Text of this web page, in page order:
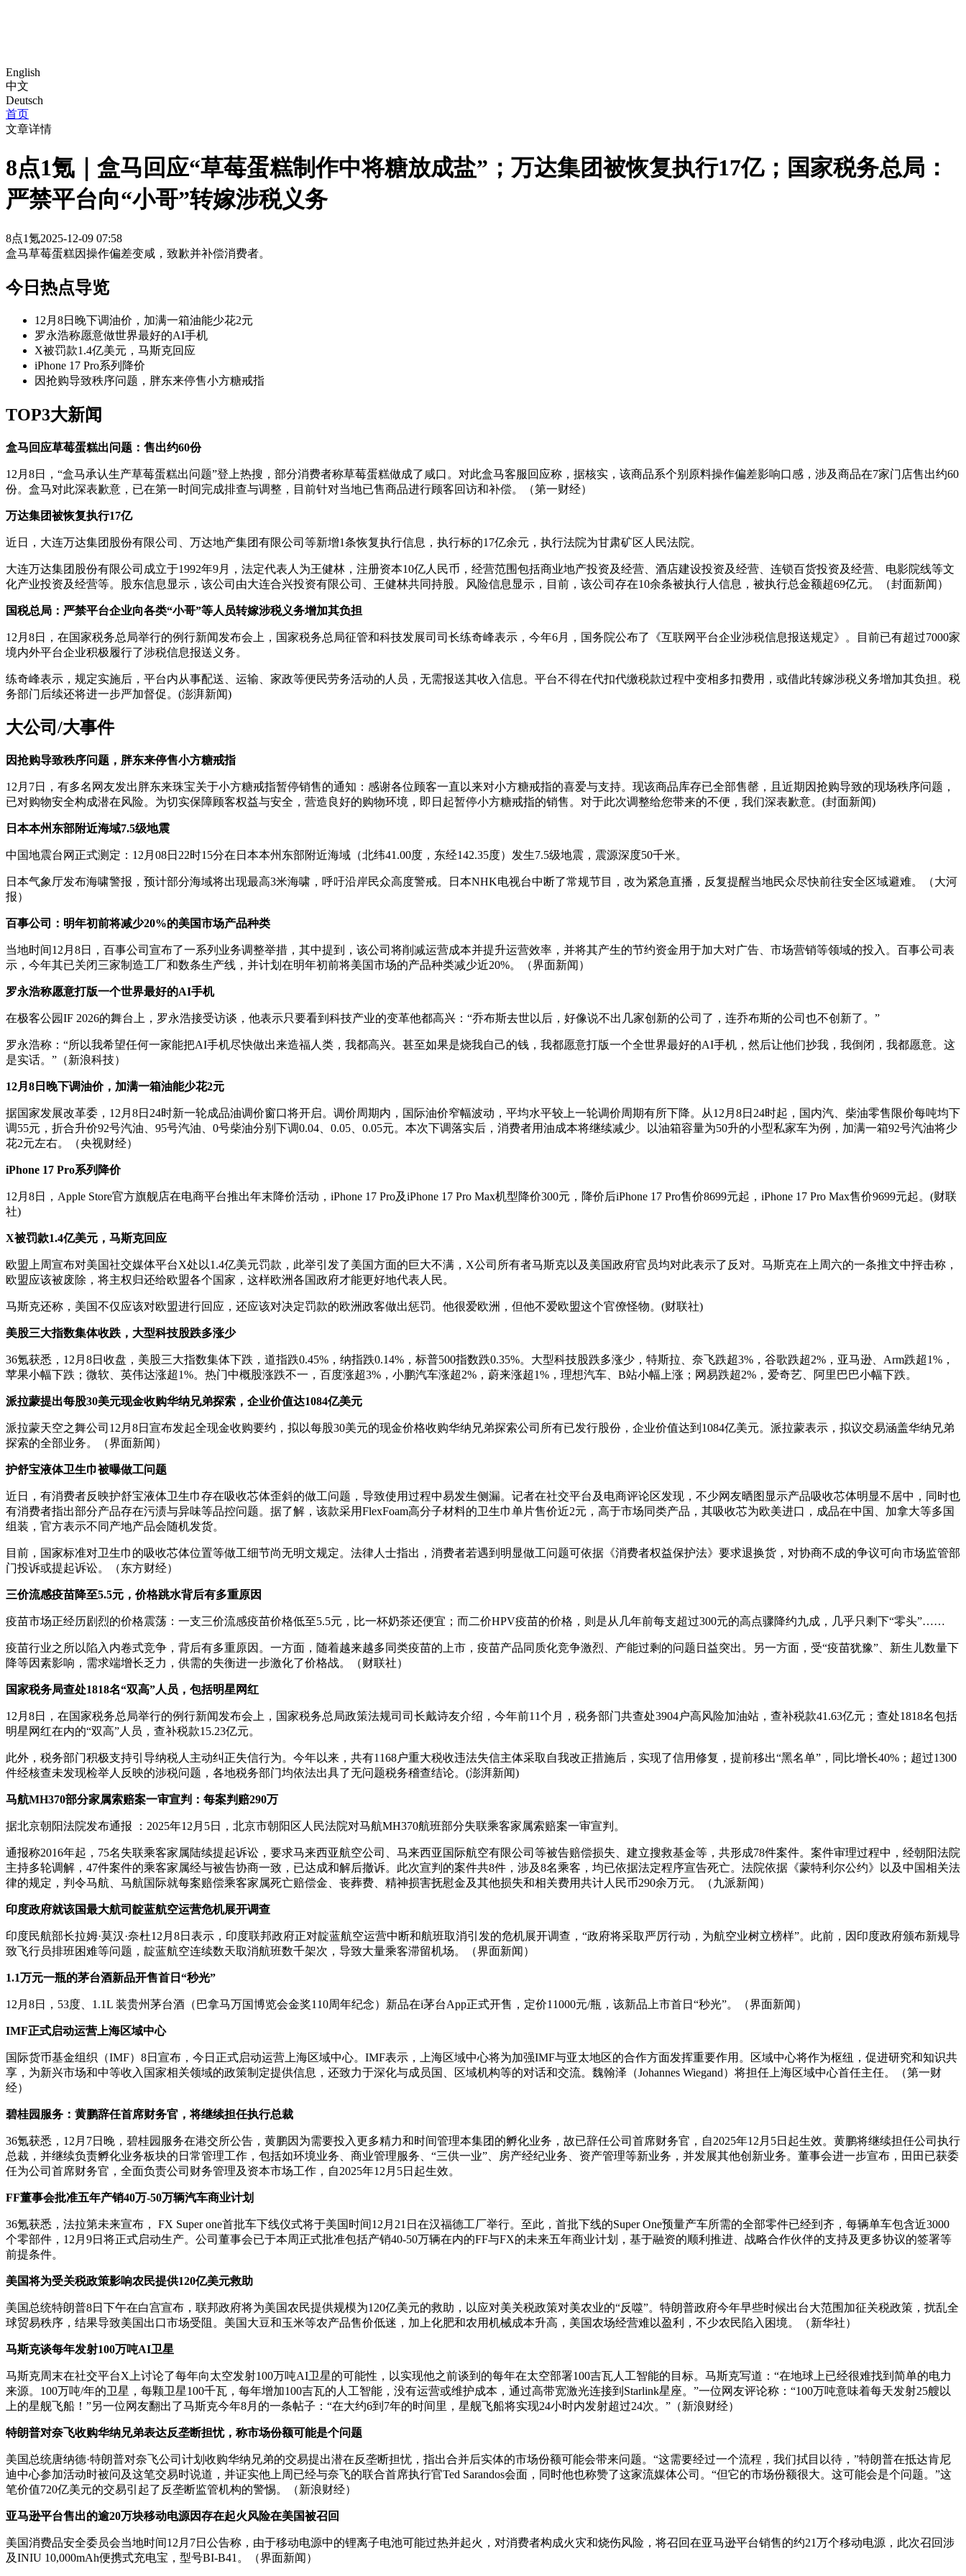
English
中文
Deutsch
首页
文章详情
8点1氪｜盒马回应“草莓蛋糕制作中将糖放成盐”；万达集团被恢复执行17亿；国家税务总局：
严禁平台向“小哥”转嫁涉税义务
8点1氪2025-12-09 07:58
盒马草莓蛋糕因操作偏差变咸，致歉并补偿消费者。
今日热点导览
12月8日晚下调油价，加满一箱油能少花2元
罗永浩称愿意做世界最好的AI手机
X被罚款1.4亿美元，马斯克回应
iPhone 17 Pro系列降价
因抢购导致秩序问题，胖东来停售小方糖戒指
TOP3大新闻
盒马回应草莓蛋糕出问题：售出约60份
12月8日，“盒马承认生产草莓蛋糕出问题”登上热搜，部分消费者称草莓蛋糕做成了咸口。对此盒马客服回应称，据核实，该商品系个别原料操作偏差影响口感，涉及商品在7家门店售出约60
份。盒马对此深表歉意，已在第一时间完成排查与调整，目前针对当地已售商品进行顾客回访和补偿。（第一财经）
万达集团被恢复执行17亿
近日，大连万达集团股份有限公司、万达地产集团有限公司等新增1条恢复执行信息，执行标的17亿余元，执行法院为甘肃矿区人民法院。
大连万达集团股份有限公司成立于1992年9月，法定代表人为王健林，注册资本10亿人民币，经营范围包括商业地产投资及经营、酒店建设投资及经营、连锁百货投资及经营、电影院线等文
化产业投资及经营等。股东信息显示，该公司由大连合兴投资有限公司、王健林共同持股。风险信息显示，目前，该公司存在10余条被执行人信息，被执行总金额超69亿元。（封面新闻）
国税总局：严禁平台企业向各类“小哥”等人员转嫁涉税义务增加其负担
12月8日，在国家税务总局举行的例行新闻发布会上，国家税务总局征管和科技发展司司长练奇峰表示，今年6月，国务院公布了《互联网平台企业涉税信息报送规定》。目前已有超过7000家
境内外平台企业积极履行了涉税信息报送义务。
练奇峰表示，规定实施后，平台内从事配送、运输、家政等便民劳务活动的人员，无需报送其收入信息。平台不得在代扣代缴税款过程中变相多扣费用，或借此转嫁涉税义务增加其负担。税
务部门后续还将进一步严加督促。(澎湃新闻)
大公司/大事件
因抢购导致秩序问题，胖东来停售小方糖戒指
12月7日，有多名网友发出胖东来珠宝关于小方糖戒指暂停销售的通知：感谢各位顾客一直以来对小方糖戒指的喜爱与支持。现该商品库存已全部售罄，且近期因抢购导致的现场秩序问题，
已对购物安全构成潜在风险。为切实保障顾客权益与安全，营造良好的购物环境，即日起暂停小方糖戒指的销售。对于此次调整给您带来的不便，我们深表歉意。(封面新闻)
日本本州东部附近海域7.5级地震
中国地震台网正式测定：12月08日22时15分在日本本州东部附近海域（北纬41.00度，东经142.35度）发生7.5级地震，震源深度50千米。
日本气象厅发布海啸警报，预计部分海域将出现最高3米海啸，呼吁沿岸民众高度警戒。日本NHK电视台中断了常规节目，改为紧急直播，反复提醒当地民众尽快前往安全区域避难。（大河
报）
百事公司：明年初前将减少20%的美国市场产品种类
当地时间12月8日，百事公司宣布了一系列业务调整举措，其中提到，该公司将削减运营成本并提升运营效率，并将其产生的节约资金用于加大对广告、市场营销等领域的投入。百事公司表
示，今年其已关闭三家制造工厂和数条生产线，并计划在明年初前将美国市场的产品种类减少近20%。（界面新闻）
罗永浩称愿意打版一个世界最好的AI手机
在极客公园IF 2026的舞台上，罗永浩接受访谈，他表示只要看到科技产业的变革他都高兴：“乔布斯去世以后，好像说不出几家创新的公司了，连乔布斯的公司也不创新了。”
罗永浩称：“所以我希望任何一家能把AI手机尽快做出来造福人类，我都高兴。甚至如果是烧我自己的钱，我都愿意打版一个全世界最好的AI手机，然后让他们抄我，我倒闭，我都愿意。这
是实话。”（新浪科技）
12月8日晚下调油价，加满一箱油能少花2元
据国家发展改革委，12月8日24时新一轮成品油调价窗口将开启。调价周期内，国际油价窄幅波动，平均水平较上一轮调价周期有所下降。从12月8日24时起，国内汽、柴油零售限价每吨均下
调55元，折合升价92号汽油、95号汽油、0号柴油分别下调0.04、0.05、0.05元。本次下调落实后，消费者用油成本将继续减少。以油箱容量为50升的小型私家车为例，加满一箱92号汽油将少
花2元左右。（央视财经）
iPhone 17 Pro系列降价
12月8日，Apple Store官方旗舰店在电商平台推出年末降价活动，iPhone 17 Pro及iPhone 17 Pro Max机型降价300元，降价后iPhone 17 Pro售价8699元起，iPhone 17 Pro Max售价9699元起。(财联
社)
X被罚款1.4亿美元，马斯克回应
欧盟上周宣布对美国社交媒体平台X处以1.4亿美元罚款，此举引发了美国方面的巨大不满，X公司所有者马斯克以及美国政府官员均对此表示了反对。马斯克在上周六的一条推文中抨击称，
欧盟应该被废除，将主权归还给欧盟各个国家，这样欧洲各国政府才能更好地代表人民。
马斯克还称，美国不仅应该对欧盟进行回应，还应该对决定罚款的欧洲政客做出惩罚。他很爱欧洲，但他不爱欧盟这个官僚怪物。(财联社)
美股三大指数集体收跌，大型科技股跌多涨少
36氪获悉，12月8日收盘，美股三大指数集体下跌，道指跌0.45%，纳指跌0.14%，标普500指数跌0.35%。大型科技股跌多涨少，特斯拉、奈飞跌超3%，谷歌跌超2%，亚马逊、Arm跌超1%，
苹果小幅下跌；微软、英伟达涨超1%。热门中概股涨跌不一，百度涨超3%，小鹏汽车涨超2%，蔚来涨超1%，理想汽车、B站小幅上涨；网易跌超2%，爱奇艺、阿里巴巴小幅下跌。
派拉蒙提出每股30美元现金收购华纳兄弟探索，企业价值达1084亿美元
派拉蒙天空之舞公司12月8日宣布发起全现金收购要约，拟以每股30美元的现金价格收购华纳兄弟探索公司所有已发行股份，企业价值达到1084亿美元。派拉蒙表示，拟议交易涵盖华纳兄弟
探索的全部业务。（界面新闻）
护舒宝液体卫生巾被曝做工问题
近日，有消费者反映护舒宝液体卫生巾存在吸收芯体歪斜的做工问题，导致使用过程中易发生侧漏。记者在社交平台及电商评论区发现，不少网友晒图显示产品吸收芯体明显不居中，同时也
有消费者指出部分产品存在污渍与异味等品控问题。据了解，该款采用FlexFoam高分子材料的卫生巾单片售价近2元，高于市场同类产品，其吸收芯为欧美进口，成品在中国、加拿大等多国
组装，官方表示不同产地产品会随机发货。
目前，国家标准对卫生巾的吸收芯体位置等做工细节尚无明文规定。法律人士指出，消费者若遇到明显做工问题可依据《消费者权益保护法》要求退换货，对协商不成的争议可向市场监管部
门投诉或提起诉讼。（东方财经）
三价流感疫苗降至5.5元，价格跳水背后有多重原因
疫苗市场正经历剧烈的价格震荡：一支三价流感疫苗价格低至5.5元，比一杯奶茶还便宜；而二价HPV疫苗的价格，则是从几年前每支超过300元的高点骤降约九成，几乎只剩下“零头”……
疫苗行业之所以陷入内卷式竞争，背后有多重原因。一方面，随着越来越多同类疫苗的上市，疫苗产品同质化竞争激烈、产能过剩的问题日益突出。另一方面，受“疫苗犹豫”、新生儿数量下
降等因素影响，需求端增长乏力，供需的失衡进一步激化了价格战。（财联社）
国家税务局查处1818名“双高”人员，包括明星网红
12月8日，在国家税务总局举行的例行新闻发布会上，国家税务总局政策法规司司长戴诗友介绍，今年前11个月，税务部门共查处3904户高风险加油站，查补税款41.63亿元；查处1818名包括
明星网红在内的“双高”人员，查补税款15.23亿元。
此外，税务部门积极支持引导纳税人主动纠正失信行为。今年以来，共有1168户重大税收违法失信主体采取自我改正措施后，实现了信用修复，提前移出“黑名单”，同比增长40%；超过1300
件经核查未发现检举人反映的涉税问题，各地税务部门均依法出具了无问题税务稽查结论。(澎湃新闻)
马航MH370部分家属索赔案一审宣判：每案判赔290万
据北京朝阳法院发布通报 ：2025年12月5日，北京市朝阳区人民法院对马航MH370航班部分失联乘客家属索赔案一审宣判。
通报称2016年起，75名失联乘客家属陆续提起诉讼，要求马来西亚航空公司、马来西亚国际航空有限公司等被告赔偿损失、建立搜救基金等，共形成78件案件。案件审理过程中，经朝阳法院
主持多轮调解，47件案件的乘客家属经与被告协商一致，已达成和解后撤诉。此次宣判的案件共8件，涉及8名乘客，均已依据法定程序宣告死亡。法院依据《蒙特利尔公约》以及中国相关法
律的规定，判令马航、马航国际就每案赔偿乘客家属死亡赔偿金、丧葬费、精神损害抚慰金及其他损失和相关费用共计人民币290余万元。（九派新闻）
印度政府就该国最大航司靛蓝航空运营危机展开调查
印度民航部长拉姆·莫汉·奈杜12月8日表示，印度联邦政府正对靛蓝航空运营中断和航班取消引发的危机展开调查，“政府将采取严厉行动，为航空业树立榜样”。此前，因印度政府颁布新规导
致飞行员排班困难等问题，靛蓝航空连续数天取消航班数千架次，导致大量乘客滞留机场。（界面新闻）
1.1万元一瓶的茅台酒新品开售首日“秒光”
12月8日，53度、1.1L 装贵州茅台酒（巴拿马万国博览会金奖110周年纪念）新品在i茅台App正式开售，定价11000元/瓶，该新品上市首日“秒光”。（界面新闻）
IMF正式启动运营上海区域中心
国际货币基金组织（IMF）8日宣布，今日正式启动运营上海区域中心。IMF表示，上海区域中心将为加强IMF与亚太地区的合作方面发挥重要作用。区域中心将作为枢纽，促进研究和知识共
享，为新兴市场和中等收入国家相关领域的政策制定提供信息，还致力于深化与成员国、区域机构等的对话和交流。魏翰泽（Johannes Wiegand）将担任上海区域中心首任主任。（第一财
经）
碧桂园服务：黄鹏辞任首席财务官，将继续担任执行总裁
36氪获悉，12月7日晚，碧桂园服务在港交所公告，黄鹏因为需要投入更多精力和时间管理本集团的孵化业务，故已辞任公司首席财务官，自2025年12月5日起生效。黄鹏将继续担任公司执行
总裁，并继续负责孵化业务板块的日常管理工作，包括如环境业务、商业管理服务、“三供一业”、房产经纪业务、资产管理等新业务，并发展其他创新业务。董事会进一步宣布，田田已获委
任为公司首席财务官，全面负责公司财务管理及资本市场工作，自2025年12月5日起生效。
FF董事会批准五年产销40万-50万辆汽车商业计划
36氪获悉，法拉第未来宣布， FX Super one首批车下线仪式将于美国时间12月21日在汉福德工厂举行。至此，首批下线的Super One预量产车所需的全部零件已经到齐，每辆单车包含近3000
个零部件，12月9日将正式启动生产。公司董事会已于本周正式批准包括产销40-50万辆在内的FF与FX的未来五年商业计划，基于融资的顺利推进、战略合作伙伴的支持及更多协议的签署等
前提条件。
美国将为受关税政策影响农民提供120亿美元救助
美国总统特朗普8日下午在白宫宣布，联邦政府将为美国农民提供规模为120亿美元的救助，以应对美关税政策对美农业的“反噬”。特朗普政府今年早些时候出台大范围加征关税政策，扰乱全
球贸易秩序，结果导致美国出口市场受阻。美国大豆和玉米等农产品售价低迷，加上化肥和农用机械成本升高，美国农场经营难以盈利，不少农民陷入困境。（新华社）
马斯克谈每年发射100万吨AI卫星
马斯克周末在社交平台X上讨论了每年向太空发射100万吨AI卫星的可能性，以实现他之前谈到的每年在太空部署100吉瓦人工智能的目标。马斯克写道：“在地球上已经很难找到简单的电力
来源。100万吨/年的卫星，每颗卫星100千瓦，每年增加100吉瓦的人工智能，没有运营或维护成本，通过高带宽激光连接到Starlink星座。”一位网友评论称：“100万吨意味着每天发射25艘以
上的星舰飞船！”另一位网友翻出了马斯克今年8月的一条帖子：“在大约6到7年的时间里，星舰飞船将实现24小时内发射超过24次。”（新浪财经）
特朗普对奈飞收购华纳兄弟表达反垄断担忧，称市场份额可能是个问题
美国总统唐纳德·特朗普对奈飞公司计划收购华纳兄弟的交易提出潜在反垄断担忧，指出合并后实体的市场份额可能会带来问题。“这需要经过一个流程，我们拭目以待，”特朗普在抵达肯尼
迪中心参加活动时被问及这笔交易时说道，并证实他上周已经与奈飞的联合首席执行官Ted Sarandos会面，同时他也称赞了这家流媒体公司。“但它的市场份额很大。这可能会是个问题。”这
笔价值720亿美元的交易引起了反垄断监管机构的警惕。（新浪财经）
亚马逊平台售出的逾20万块移动电源因存在起火风险在美国被召回
美国消费品安全委员会当地时间12月7日公告称，由于移动电源中的锂离子电池可能过热并起火，对消费者构成火灾和烧伤风险，将召回在亚马逊平台销售的约21万个移动电源，此次召回涉
及INIU 10,000mAh便携式充电宝，型号BI-B41。（界面新闻）